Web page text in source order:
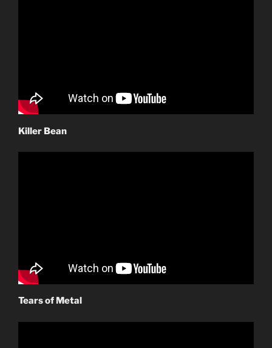
Killer Bean
Tears of Metal